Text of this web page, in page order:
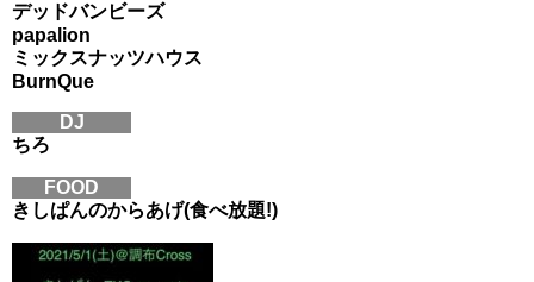
デッドバンビーズ
papalion
ミックスナッツハウス
BurnQue
DJ
ちろ
FOOD
きしぱんのからあげ(食べ放題!)